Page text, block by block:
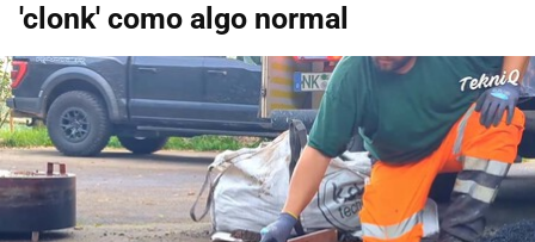
'clonk' como algo normal